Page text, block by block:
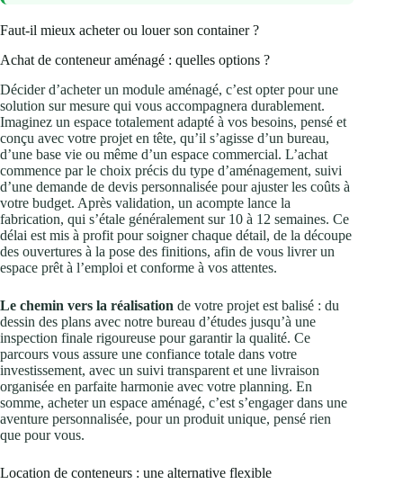
Faut-il mieux acheter ou louer son container ?
Achat de conteneur aménagé : quelles options ?
Décider d’acheter un module aménagé, c’est opter pour une
solution sur mesure qui vous accompagnera durablement.
Imaginez un espace totalement adapté à vos besoins, pensé et
conçu avec votre projet en tête, qu’il s’agisse d’un bureau,
d’une base vie ou même d’un espace commercial. L’achat
commence par le choix précis du type d’aménagement, suivi
d’une demande de devis personnalisée pour ajuster les coûts à
votre budget. Après validation, un acompte lance la
fabrication, qui s’étale généralement sur 10 à 12 semaines. Ce
délai est mis à profit pour soigner chaque détail, de la découpe
des ouvertures à la pose des finitions, afin de vous livrer un
espace prêt à l’emploi et conforme à vos attentes.
Le chemin vers la réalisation de votre projet est balisé : du
dessin des plans avec notre bureau d’études jusqu’à une
inspection finale rigoureuse pour garantir la qualité. Ce
parcours vous assure une confiance totale dans votre
investissement, avec un suivi transparent et une livraison
organisée en parfaite harmonie avec votre planning. En
somme, acheter un espace aménagé, c’est s’engager dans une
aventure personnalisée, pour un produit unique, pensé rien
que pour vous.
Location de conteneurs : une alternative flexible